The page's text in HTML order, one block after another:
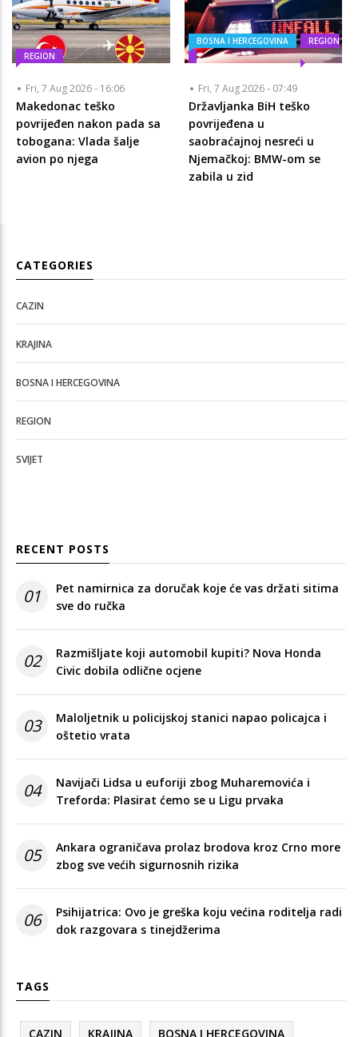
REGION
Fri, 7 Aug 2026 - 16:06
Makedonac teško
povrijeđen nakon pada sa
tobogana: Vlada šalje
avion po njega
BOSNA I HERCEGOVINA REGION
Fri, 7 Aug 2026 - 07:49
Državljanka BiH teško
povrijeđena u
saobraćajnoj nesreći u
Njemačkoj: BMW-om se
zabila u zid
CATEGORIES
CAZIN
KRAJINA
BOSNA I HERCEGOVINA
REGION
SVIJET
RECENT POSTS
01
Pet namirnica za doručak koje će vas držati sitima
sve do ručka
02
Razmišljate koji automobil kupiti? Nova Honda
Civic dobila odlične ocjene
03
Maloljetnik u policijskoj stanici napao policajca i
oštetio vrata
04
Navijači Lidsa u euforiji zbog Muharemovića i
Treforda: Plasirat ćemo se u Ligu prvaka
05
Ankara ograničava prolaz brodova kroz Crno more
zbog sve većih sigurnosnih rizika
06
Psihijatrica: Ovo je greška koju većina roditelja radi
dok razgovara s tinejdžerima
TAGS
CAZIN KRAJINA BOSNA I HERCEGOVINA